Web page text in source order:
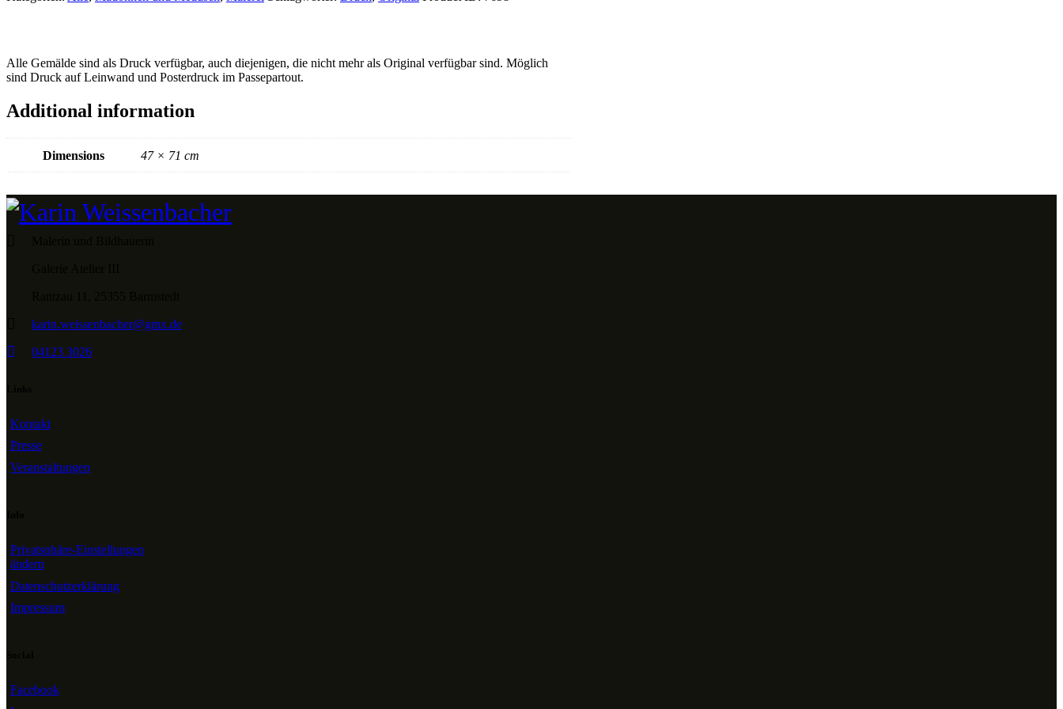
Alle Gemälde sind als Druck verfügbar, auch diejenigen, die nicht mehr als Original verfügbar sind. Möglich
sind Druck auf Leinwand und Posterdruck im Passepartout.
Additional information
Dimensions 47 × 71 cm
karin.weissenbacher@gmx.de
04123 3026
Kontakt
Presse
Veranstaltungen
Privatsphäre-Einstellungen
ändern
Datenschutzerklärung
Impressum
Facebook